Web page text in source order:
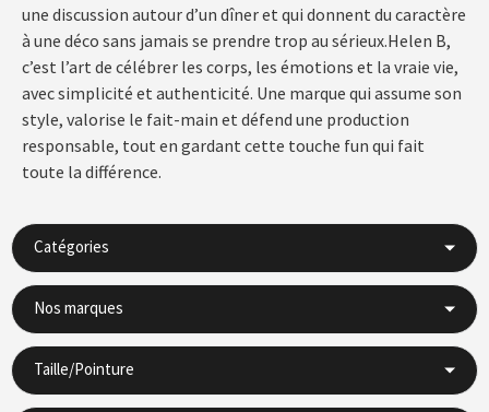
une discussion autour d’un dîner et qui donnent du caractère
à une déco sans jamais se prendre trop au sérieux.Helen B,
c’est l’art de célébrer les corps, les émotions et la vraie vie,
avec simplicité et authenticité. Une marque qui assume son
style, valorise le fait-main et défend une production
responsable, tout en gardant cette touche fun qui fait
toute la différence.
Catégories
Nos marques
Taille/Pointure